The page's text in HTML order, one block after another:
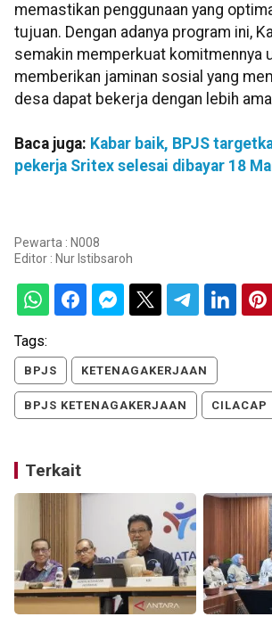
memastikan penggunaan yang
tujuan. Dengan adanya program ini,
semakin memperkuat komitmennya
memberikan jaminan sosial yang
desa dapat bekerja dengan lebih
Baca juga: Kabar baik, BPJS
pekerja Sritex selesai dibayar 18
Pewarta : N008
Editor : Nur Istibsaroh
Tags:
BPJS KETENAGAKERJAAN
BPJS KETENAGAKERJAAN CILACAP
Terkait